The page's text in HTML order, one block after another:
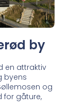
by
en attraktiv
byens
og
for gåture,